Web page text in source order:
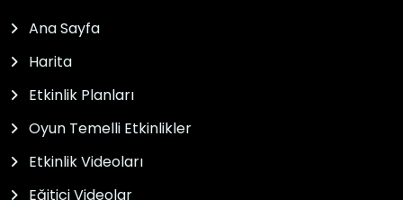
Ana Sayfa
Harita
Etkinlik Planları
Oyun Temelli Etkinlikler
Etkinlik Videoları
Eğitici Videolar